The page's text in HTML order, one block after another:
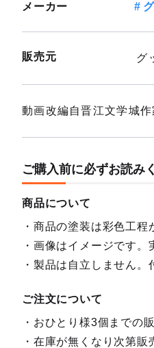
メーカー
販売元 グ
動画改編自晋江文学城
ご購入前に必ずお読み
商品について
商品の塗装は彩色工程
画像はイメージです。
製品は自立しません。
ご注文について
おひとり様3個までの
在庫が無くなり次第販